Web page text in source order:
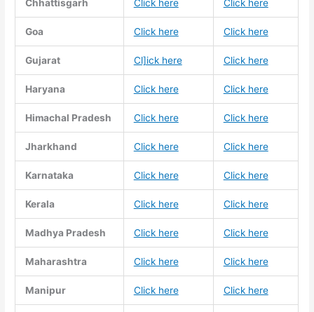
Chhattisgarh Click here Click here
Goa Click here Click here
Gujarat Cl]ick here Click here
Haryana Click here Click here
Himachal Pradesh Click here Click here
Jharkhand Click here Click here
Karnataka Click here Click here
Kerala Click here Click here
Madhya Pradesh Click here Click here
Maharashtra Click here Click here
Manipur Click here Click here